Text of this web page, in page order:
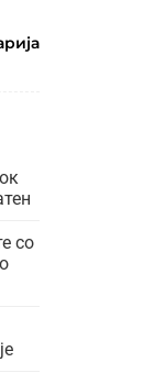
со